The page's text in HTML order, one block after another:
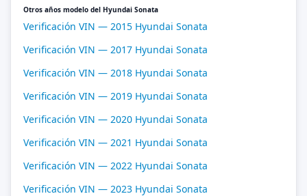
Otros años modelo del Hyundai Sonata
Verificación VIN — 2015 Hyundai Sonata
Verificación VIN — 2017 Hyundai Sonata
Verificación VIN — 2018 Hyundai Sonata
Verificación VIN — 2019 Hyundai Sonata
Verificación VIN — 2020 Hyundai Sonata
Verificación VIN — 2021 Hyundai Sonata
Verificación VIN — 2022 Hyundai Sonata
Verificación VIN — 2023 Hyundai Sonata